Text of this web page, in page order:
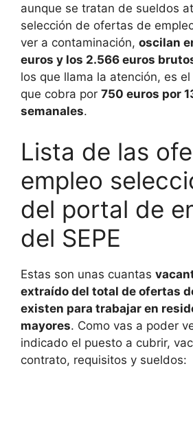
aunque se tratan de sueldos
selección de ofertas de
ver a contaminación, oscilan
euros y los 2.566 euros
los que llama la atención, es
que cobra por 750 euros por
semanales.
Lista de las
empleo
del portal de
del SEPE
Estas son unas cuantas
extraído del total de ofertas
existen para trabajar en
mayores. Como vas a poder
indicado el puesto a cubrir,
contrato, requisitos y sueldos: